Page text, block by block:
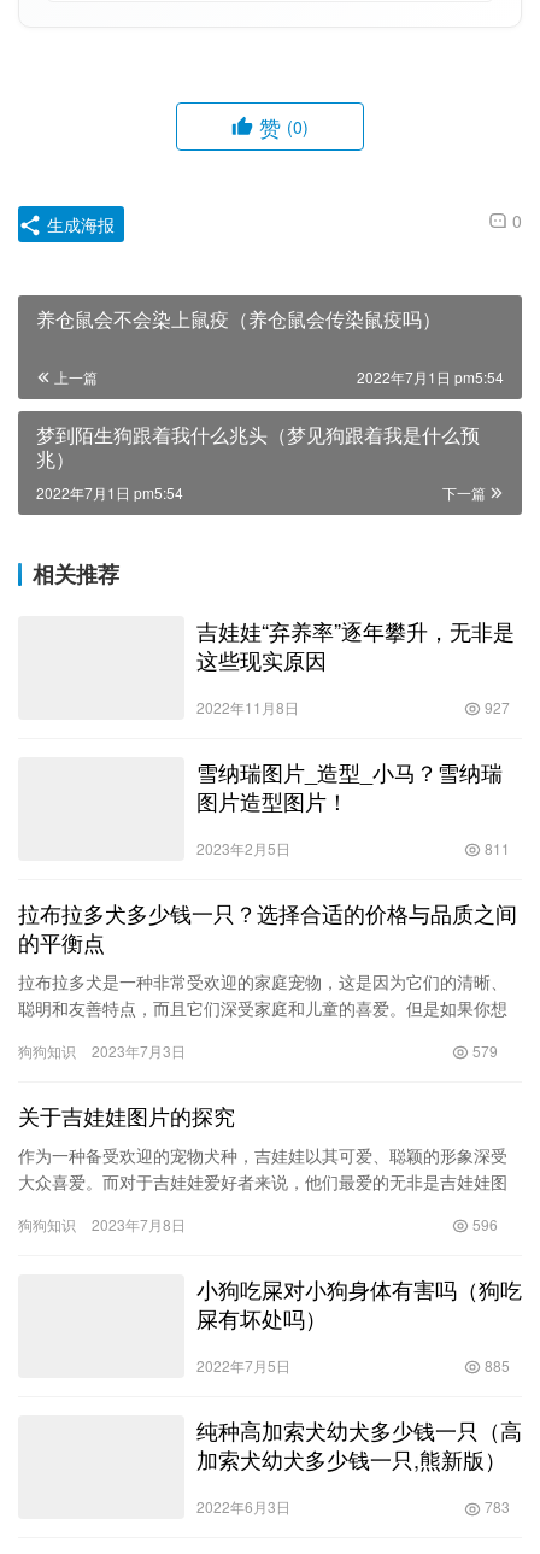
赞 (0)
0
生成海报
养仓鼠会不会染上鼠疫（养仓鼠会传染鼠疫吗）
上一篇 2022年7月1日 pm5:54
梦到陌生狗跟着我什么兆头（梦见狗跟着我是什么预
兆）
下一篇
2022年7月1日 pm5:54
相关推荐
吉娃娃“弃养率”逐年攀升，无非是
这些现实原因
2022年11月8日 927
雪纳瑞图片_造型_小马？雪纳瑞
图片造型图片！
2023年2月5日 811
拉布拉多犬多少钱一只？选择合适的价格与品质之间
的平衡点
拉布拉多犬是一种非常受欢迎的家庭宠物，这是因为它们的清晰、
聪明和友善特点，而且它们深受家庭和儿童的喜爱。但是如果你想
的价格…
狗狗知识 2023年7月3日 579
关于吉娃娃图片的探究
作为一种备受欢迎的宠物犬种，吉娃娃以其可爱、聪颖的形象深受
大众喜爱。而对于吉娃娃爱好者来说，他们最爱的无非是吉娃娃图
性格和…
狗狗知识 2023年7月8日 596
小狗吃屎对小狗身体有害吗（狗吃
屎有坏处吗）
2022年7月5日 885
纯种高加索犬幼犬多少钱一只（高
加索犬幼犬多少钱一只,熊新版）
2022年6月3日 783